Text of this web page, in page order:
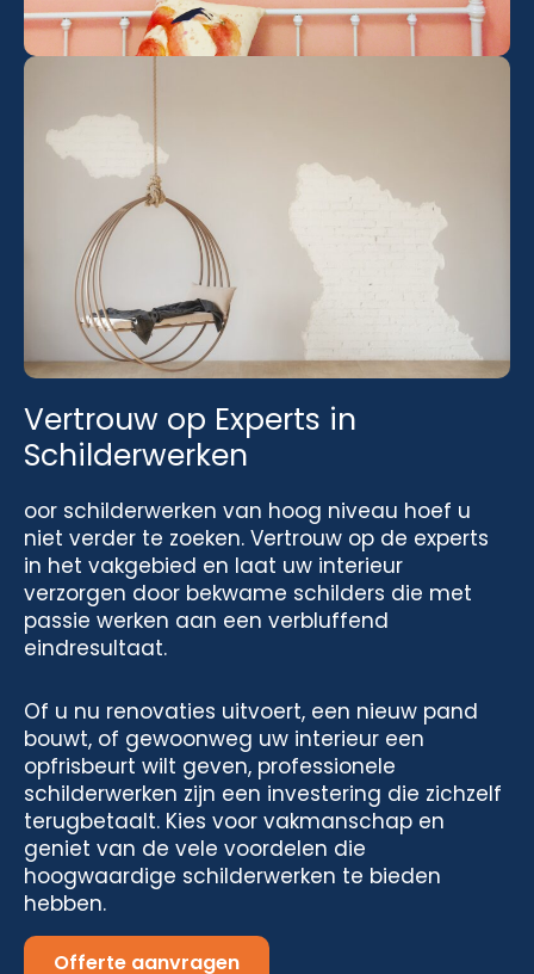
Vertrouw op Experts in
Schilderwerken
oor schilderwerken van hoog niveau hoef u
niet verder te zoeken. Vertrouw op de experts
in het vakgebied en laat uw interieur
verzorgen door bekwame schilders die met
passie werken aan een verbluffend
eindresultaat.
Of u nu renovaties uitvoert, een nieuw pand
bouwt, of gewoonweg uw interieur een
opfrisbeurt wilt geven, professionele
schilderwerken zijn een investering die zichzelf
terugbetaalt. Kies voor vakmanschap en
geniet van de vele voordelen die
hoogwaardige schilderwerken te bieden
hebben.
Offerte aanvragen